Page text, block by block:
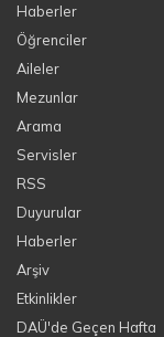
Haberler
Öğrenciler
Aileler
Mezunlar
Arama
Servisler
RSS
Duyurular
Haberler
Arşiv
Etkinlikler
DAÜ'de Geçen Hafta